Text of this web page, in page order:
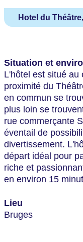
Hotel du Théâtre,
Situation et
L'hôtel est situé
proximité du
en commun se
plus loin se
rue commerçante
éventail de
divertissement.
départ idéal pour
riche et
en environ 15
Lieu
Bruges